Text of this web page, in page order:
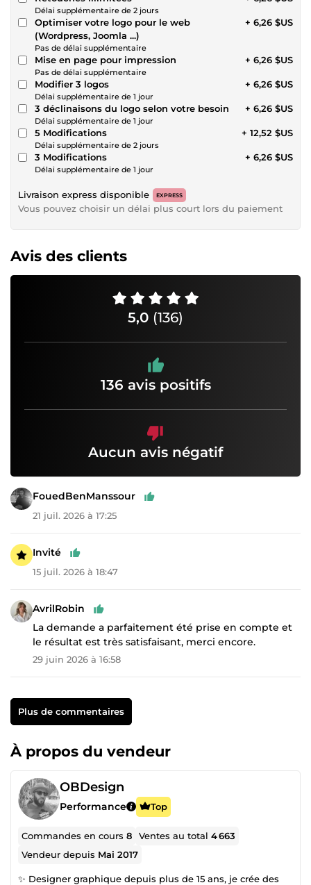
Délai supplémentaire de 2 jours
Optimiser votre logo pour le web
(Wordpress, Joomla ...)
Pas de délai supplémentaire
+ 6,26 $US
Mise en page pour impression
Pas de délai supplémentaire
+ 6,26 $US
Modifier 3 logos
Délai supplémentaire de 1 jour
+ 6,26 $US
3 déclinaisons du logo selon votre besoin
Délai supplémentaire de 1 jour
+ 6,26 $US
5 Modifications
Délai supplémentaire de 2 jours
+ 12,52 $US
3 Modifications
Délai supplémentaire de 1 jour
+ 6,26 $US
Livraison express disponible EXPRESS
Vous pouvez choisir un délai plus court lors du paiement
Avis des clients
5,0 (136)
136 avis positifs
Aucun avis négatif
FouedBenManssour
21 juil. 2026 à 17:25
Invité
15 juil. 2026 à 18:47
AvrilRobin
La demande a parfaitement été prise en compte et
le résultat est très satisfaisant, merci encore.
29 juin 2026 à 16:58
Plus de commentaires
À propos du vendeur
OBDesign
Performance Top
Commandes en cours8 Ventes au total4 663
Vendeur depuis Mai 2017
✨ Designer graphique depuis plus de 15 ans, je crée des